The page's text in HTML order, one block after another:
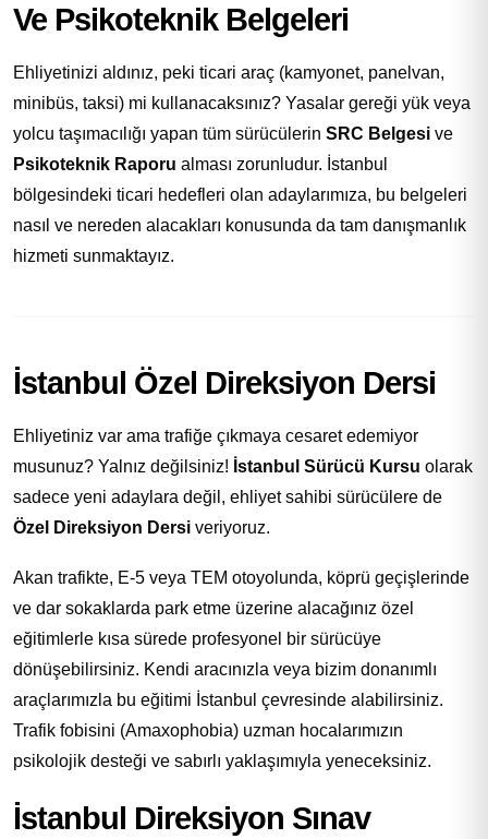
Ve Psikoteknik Belgeleri
Ehliyetinizi aldınız, peki ticari araç (kamyonet, panelvan,
minibüs, taksi) mi kullanacaksınız? Yasalar gereği yük veya
yolcu taşımacılığı yapan tüm sürücülerin SRC Belgesi ve
Psikoteknik Raporu alması zorunludur. İstanbul
bölgesindeki ticari hedefleri olan adaylarımıza, bu belgeleri
nasıl ve nereden alacakları konusunda da tam danışmanlık
hizmeti sunmaktayız.
İstanbul Özel Direksiyon Dersi
Ehliyetiniz var ama trafiğe çıkmaya cesaret edemiyor
musunuz? Yalnız değilsiniz! İstanbul Sürücü Kursu olarak
sadece yeni adaylara değil, ehliyet sahibi sürücülere de
Özel Direksiyon Dersi veriyoruz.
Akan trafikte, E-5 veya TEM otoyolunda, köprü geçişlerinde
ve dar sokaklarda park etme üzerine alacağınız özel
eğitimlerle kısa sürede profesyonel bir sürücüye
dönüşebilirsiniz. Kendi aracınızla veya bizim donanımlı
araçlarımızla bu eğitimi İstanbul çevresinde alabilirsiniz.
Trafik fobisini (Amaxophobia) uzman hocalarımızın
psikolojik desteği ve sabırlı yaklaşımıyla yeneceksiniz.
İstanbul Direksiyon Sınav